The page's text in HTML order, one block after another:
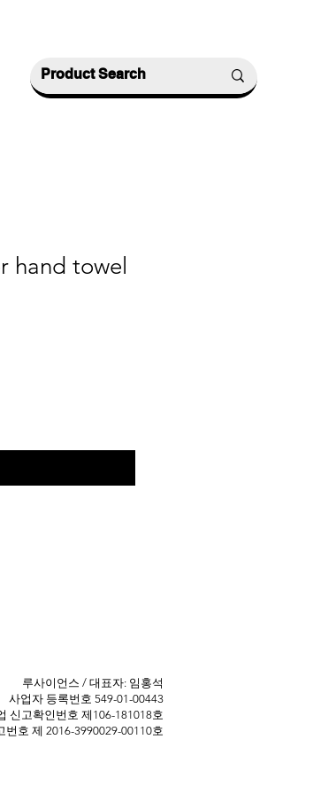
hand towel
​루사이언스 / 대표자: 임홍석
사업자 등록번호 549-01-00443
신고확인번호 제106-181018호
번호 제 2016-3990029-00110호